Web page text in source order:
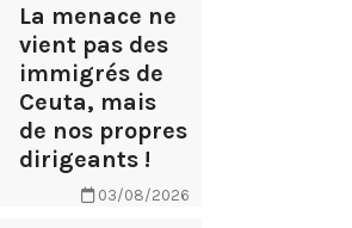
La menace ne
vient pas des
immigrés de
Ceuta, mais
de nos propres
dirigeants !
03/08/2026